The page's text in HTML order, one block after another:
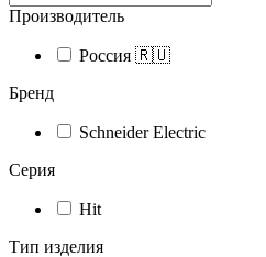
Производитель
Россия 🇷🇺
Бренд
Schneider Electric
Серия
Hit
Тип изделия